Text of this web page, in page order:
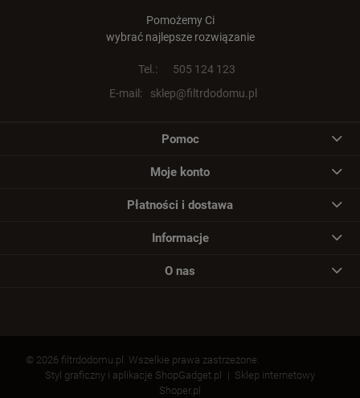
Pomożemy Ci
wybrać najlepsze rozwiązanie
Tel.:
505 124 123
E-mail:
sklep@filtrdodomu.pl
Pomoc
Moje konto
Płatności i dostawa
Informacje
O nas
© 2026 filtrdodomu.pl. Wszelkie prawa zastrzeżone.
Styl graficzny i aplikacje ShopGadget.pl
Sklep internetowy
Shoper.pl